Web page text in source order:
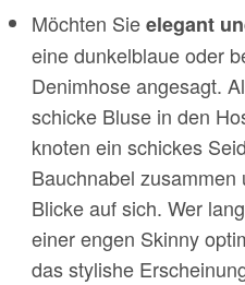
Möchten Sieelegant
eine dunkelblaue oder
Denimhose angesagt.
schicke Bluse in den
knoten ein schickes
Bauchnabel
Blicke auf sich. Wer
einer engen Skinny
das stylishe